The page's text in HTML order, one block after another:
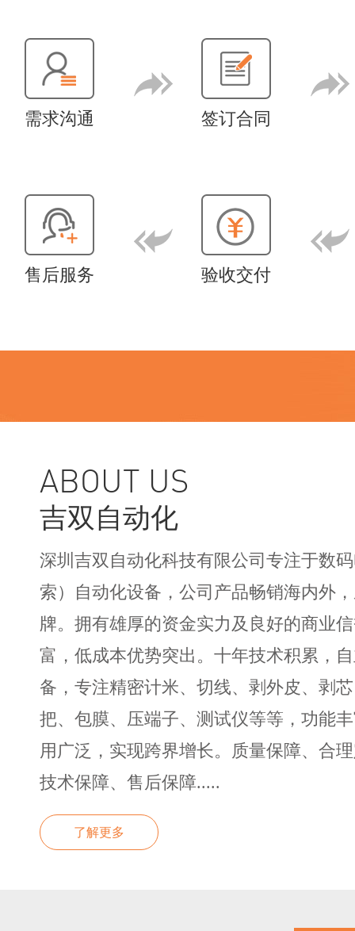
需求沟通 签订合同
售后服务 验收交付
ABOUT US
吉双自动化
深圳吉双自动化科技有限公司专注于数
索）自动化设备，公司产品畅销海内外
牌。拥有雄厚的资金实力及良好的商业
富，低成本优势突出。十年技术积累，
备，专注精密计米、切线、剥外皮、剥
把、包膜、压端子、测试仪等等，功能
用广泛，实现跨界增长。质量保障、合
技术保障、售后保障.....
了解更多